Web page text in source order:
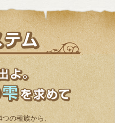
つの種族から、